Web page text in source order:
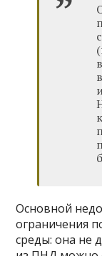
Основной
ограничения
среды: она не